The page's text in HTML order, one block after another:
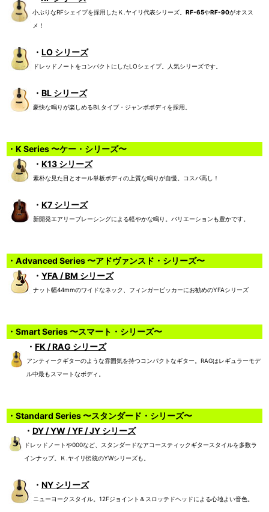
小ぶりなRFシェイプを採用したＫ.ヤイリ代表シリーズ。 RF-65やRF-90がオスス
メ！
・ LO シリーズ
ドレッドノートをコンパクトにしたLOシェイプ。人気シリーズです。
・ BL シリーズ
豪快な鳴りが楽しめるBLタイプ・ジャンボボディを採用。
・K Series 〜ケー・シリーズ〜
・ K13 シリーズ
素朴な見た目とオール単板ボディの上質な鳴りが自慢。コスパ高し！
・ K7 シリーズ
新開発エアリーブレーシングによる軽やかな鳴り。バリエーションも豊かです。
・Advanced Series 〜アドヴァンスド・シリーズ〜
・ YFA / BM シリーズ
ナット幅44mmのワイドなネック、フィンガーピッカーにお勧めのYFAシリーズ
・Smart Series 〜スマート・シリーズ〜
・ FK / RAG シリーズ
アンティークギターのような雰囲気を持つコンパクトなギター。RAGはレギュラーモデ
ル中最もスマートなボディ。
・Standard Series 〜スタンダード・シリーズ〜
・ DY / YW / YF / JY シリーズ
ドレッドノートや000など、スタンダードなアコースティックギタースタイルを多数ラ
インナップ。Ｋ.ヤイリ伝統のYWシリーズも。
・ NY シリーズ
ニューヨークスタイル。12Fジョイント＆スロッテドヘッドによる心地よい音色。